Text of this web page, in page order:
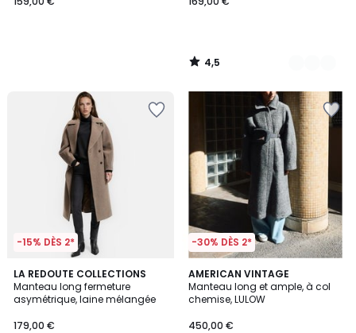
4,5
/
-15% DÈS 2*
LA REDOUTE COLLECTIONS
Manteau long fermeture
asymétrique, laine mélangée
179,00 €
4,5
/ 5
3
Couleurs
-30% DÈS 2*
AMERICAN VINTAGE
Manteau long et ample, à col
chemise, LULOW
450,00 €